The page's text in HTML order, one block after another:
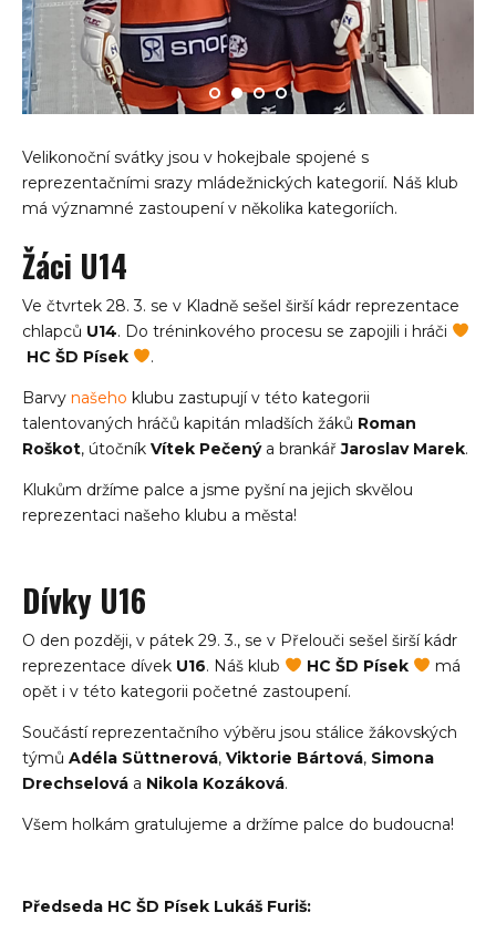
Velikonoční svátky jsou v hokejbale spojené s
reprezentačními srazy mládežnických kategorií. Náš klub
má významné zastoupení v několika kategoriích.
Žáci U14
Ve čtvrtek 28. 3. se v Kladně sešel širší kádr reprezentace
chlapců U14. Do tréninkového procesu se zapojili i hráči
HC ŠD Písek
.
Barvy našeho klubu zastupují v této kategorii
talentovaných hráčů kapitán mladších žáků Roman
Roškot, útočník Vítek Pečenýa brankářJaroslav Marek.
Klukům držíme palce a jsme pyšní na jejich skvělou
reprezentaci našeho klubu a města!
Dívky U16
O den později, v pátek 29. 3., se v Přelouči sešel širší kádr
reprezentace dívek U16. Náš klub HC ŠD Písek
má
opět i v této kategorii početné zastoupení.
Součástí reprezentačního výběru jsou stálice žákovských
týmů Adéla Süttnerová, Viktorie Bártová, Simona
Drechselová a Nikola Kozáková.
Všem holkám gratulujeme a držíme palce do budoucna!
Předseda HC ŠD Písek Lukáš Furiš: